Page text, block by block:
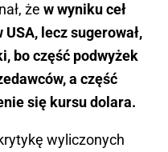
że w wyniku ceł
lecz sugerował,
bo część podwyżek
a część
się kursu dolara.
wyliczonych